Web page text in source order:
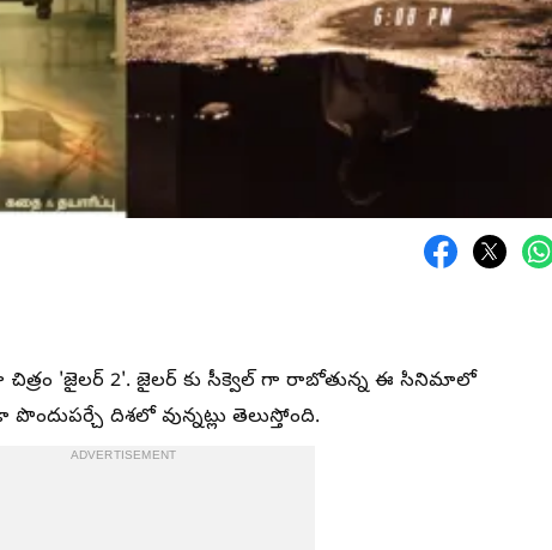
'జైలర్ 2'. జైలర్ కు సీక్వెల్ గా రాబోతున్న ఈ సినిమాలో
దిశలో వున్నట్లు తెలుస్తోంది.
ADVERTISEMENT